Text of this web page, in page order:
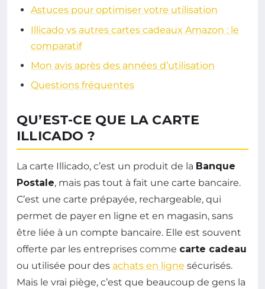
Astuces pour optimiser votre utilisation
Illicado vs autres cartes cadeaux Amazon : le
comparatif
Mon avis après des années d’utilisation
Questions fréquentes
QU’EST-CE QUE LA CARTE
ILLICADO ?
La carte Illicado, c’est un produit de la Banque
Postale, mais pas tout à fait une carte bancaire.
C’est une carte prépayée, rechargeable, qui
permet de payer en ligne et en magasin, sans
être liée à un compte bancaire. Elle est souvent
offerte par les entreprises comme carte cadeau
ou utilisée pour des achats en ligne sécurisés.
Mais le vrai piège, c’est que beaucoup de gens la